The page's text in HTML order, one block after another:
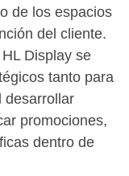
de los espacios
del cliente.
Display se
tanto para
desarrollar
promociones,
dentro de